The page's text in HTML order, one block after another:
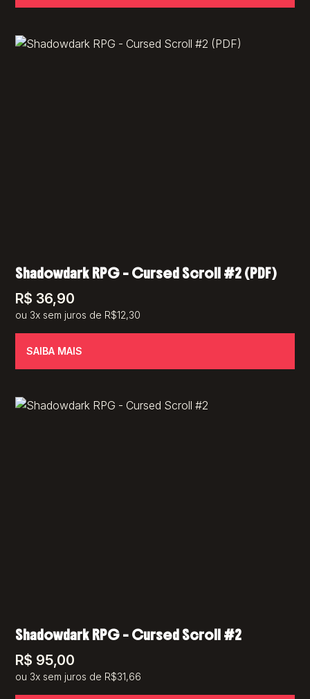
Shadowdark RPG – Cursed Scroll #2 (PDF)
R$ 36,90
ou 3x sem juros de R$12,30
SAIBA MAIS
Shadowdark RPG – Cursed Scroll #2
R$ 95,00
ou 3x sem juros de R$31,66